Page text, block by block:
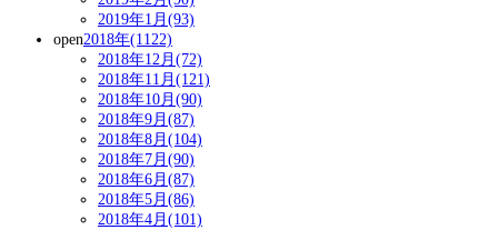
2019年1月(93)
open2018年(1122)
2018年12月(72)
2018年11月(121)
2018年10月(90)
2018年9月(87)
2018年8月(104)
2018年7月(90)
2018年6月(87)
2018年5月(86)
2018年4月(101)